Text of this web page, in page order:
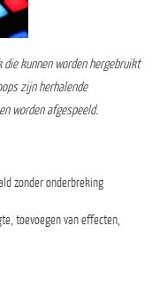
kunnen worden hergebruikt
zijn herhalende
worden afgespeeld.
zonder onderbreking
toevoegen van effecten,